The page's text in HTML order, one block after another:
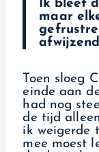
Ik bleef
maar
Toen sloeg
einde aan
had nog
de tijd
ik weigerde
mee moest